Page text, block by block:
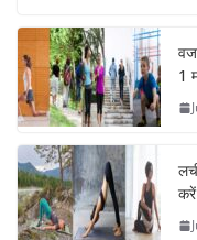
c
e
b
o
o
k
itt
er
1